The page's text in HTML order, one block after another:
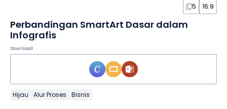
5 16:9
Perbandingan SmartArt Dasar dalam
Infografis
Download
Hijau Alur Proses Bisnis